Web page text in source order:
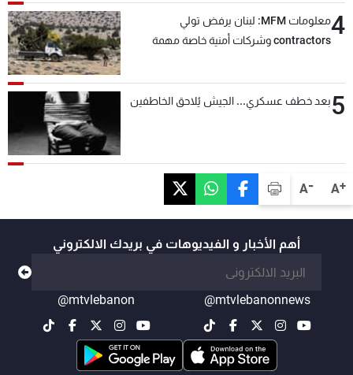
A+
A-
4
معلومات MFM: لبنان يرفض تولي
contractors وشركات أمنية خاصة مهمة
5بعد خطف عسكري... الجيش يُلاحق الخاطفين
أهم الأخبار و الفيديوهات في بريدك الالكتروني
@mtvlebanonnews
@mtvlebanon